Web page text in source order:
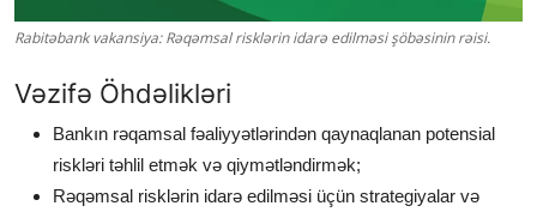
Rabitəbank vakansiya: Rəqəmsal risklərin idarə edilməsi şöbəsinin rəisi.
Vəzifə Öhdəlikləri
Bankın rəqamsal fəaliyyətlərindən qaynaqlanan potensial
riskləri təhlil etmək və qiymətləndirmək;
Rəqəmsal risklərin idarə edilməsi üçün strategiyalar və